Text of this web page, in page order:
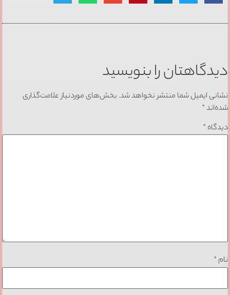
دیدگاهتان را بنویسید
نشانی ایمیل شما منتشر نخواهد شد. بخش‌های موردنیاز علامت‌گذاری
شده‌اند*
دیدگاه *
نام *